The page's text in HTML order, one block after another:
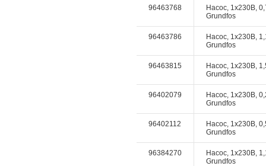
96463768
Насос, 1x230В,
Grundfos
96463786
Насос, 1x230В,
Grundfos
96463815
Насос, 1x230В,
Grundfos
96402079
Насос, 1x230В,
Grundfos
96402112
Насос, 1x230В,
Grundfos
96384270
Насос, 1x230В,
Grundfos